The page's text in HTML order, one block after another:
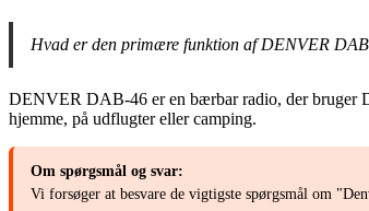
Hvad er den primære funktion af DENVER
DENVER DAB-46 er en bærbar radio, der bruger
hjemme, på udflugter eller camping.
Om spørgsmål og svar:
Vi forsøger at besvare de vigtigste spørgsmål om